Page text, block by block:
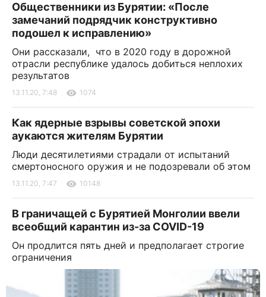
Общественники из Бурятии: «После
замечаний подрядчик конструктивно
подошел к исправлению»
Они рассказали, что в 2020 году в дорожной
отрасли республике удалось добиться неплохих
результатов
13.11.20, 7:48 1074
Как ядерные взрывы советской эпохи
аукаются жителям Бурятии
Люди десятилетиями страдали от испытаний
смертоносного оружия и не подозревали об этом
13.11.20, 7:47 10148
В граничащей с Бурятией Монголии ввели
всеобщий карантин из-за COVID-19
Он продлится пять дней и предполагает строгие
ограничения